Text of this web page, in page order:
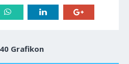
Grafikon